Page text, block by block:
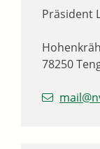
Präsident
78250